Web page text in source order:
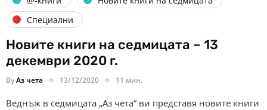
Специални
Новите книги на седмицата – 13
декември 2020 г.
ByАз чета 13/12/2020 11 мин.
Веднъж в седмицата „Аз чета“ ви представя новите книги